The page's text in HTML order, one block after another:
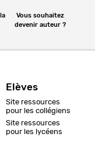
Vous souhaitez
devenir auteur ?
Elèves
Site ressources
pour les collégiens
Site ressources
pour les lycéens